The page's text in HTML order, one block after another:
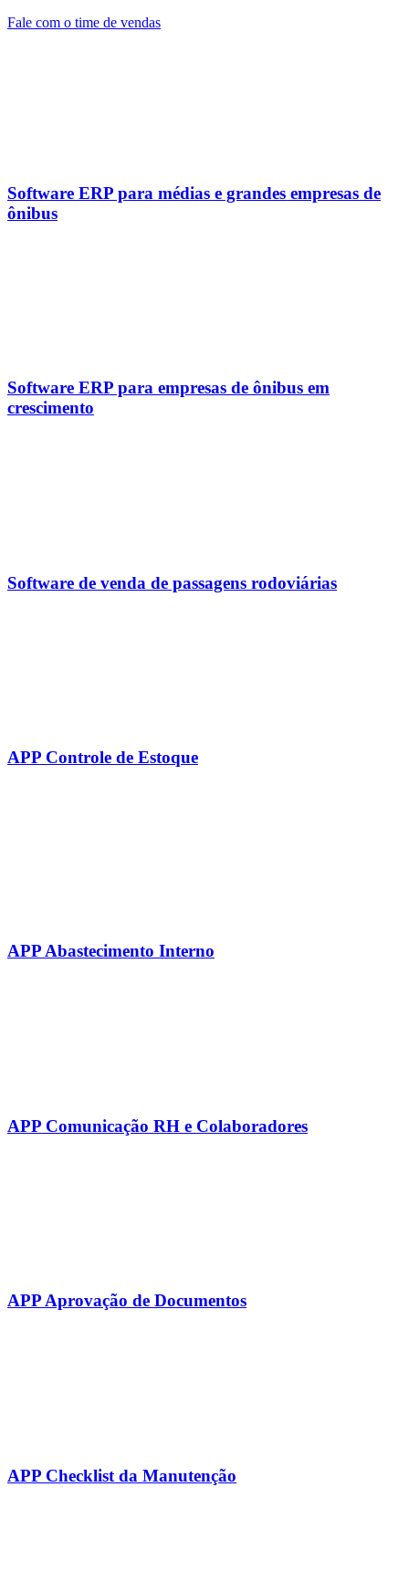
Fale com o time de vendas
Software ERP para médias e grandes empresas de
ônibus
Software ERP para empresas de ônibus em
crescimento
Software de venda de passagens rodoviárias
APP Controle de Estoque
APP Abastecimento Interno
APP Comunicação RH e Colaboradores
APP Aprovação de Documentos
APP Checklist da Manutenção